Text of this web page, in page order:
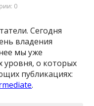
0
Сегодня
владения
мы уже
уровня, о которых
публикациях:
.